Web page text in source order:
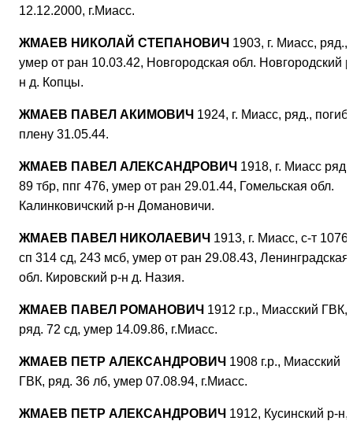
12.12.2000, г.Миасс.
ЖМАЕВ НИКОЛАЙ СТЕПАНОВИЧ 1903, г. Миасс, ряд.,
умер от ран 10.03.42, Новгородская обл. Новгородский
н д. Копцы.
ЖМАЕВ ПАВЕЛ АКИМОВИЧ 1924, г. Миасс, ряд., погиб
плену 31.05.44.
ЖМАЕВ ПАВЕЛ АЛЕКСАНДРОВИЧ 1918, г. Миасс ряд.
89 тбр, ппг 476, умер от ран 29.01.44, Гомельская обл.
Калинковичский р-н Домановичи.
ЖМАЕВ ПАВЕЛ НИКОЛАЕВИЧ 1913, г. Миасс, с-т 1076
сп 314 сд, 243 мсб, умер от ран 29.08.43, Ленинградская
обл. Кировский р-н д. Назия.
ЖМАЕВ ПАВЕЛ РОМАНОВИЧ 1912 г.р., Миасский ГВК,
ряд. 72 сд, умер 14.09.86, г.Миасс.
ЖМАЕВ ПЕТР АЛЕКСАНДРОВИЧ 1908 г.р., Миасский
ГВК, ряд. 36 лб, умер 07.08.94, г.Миасс.
ЖМАЕВ ПЕТР АЛЕКСАНДРОВИЧ 1912, Кусинский р-н,